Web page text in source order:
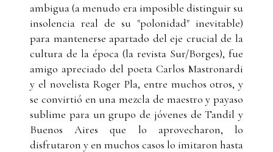
ambigua (a menudo era imposible distinguir su
insolencia real de su "polonidad" inevitable)
para mantenerse apartado del eje crucial de la
cultura de la época (la revista Sur/Borges), fue
amigo apreciado del poeta Carlos Mastronardi
y el novelista Roger Pla, entre muchos otros, y
se convirtió en una mezcla de maestro y payaso
sublime para un grupo de jóvenes de Tandil y
Buenos Aires que lo aprovecharon, lo
disfrutaron y en muchos casos lo imitaron hasta